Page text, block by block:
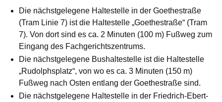
Die nächstgelegene Haltestelle in der Goethestraße
(Tram Linie 7) ist die Haltestelle „Goethestraße“ (Tram
7). Von dort sind es ca. 2 Minuten (100 m) Fußweg zum
Eingang des Fachgerichtszentrums.
Die nächstgelegene Bushaltestelle ist die Haltestelle
„Rudolphsplatz“, von wo es ca. 3 Minuten (150 m)
Fußweg nach Osten entlang der Goethestraße sind.
Die nächstgelegene Haltestelle in der Friedrich-Ebert-